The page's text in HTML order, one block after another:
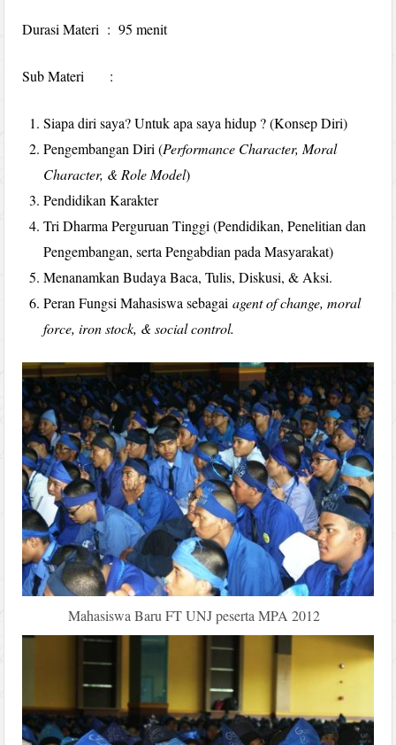
Durasi Materi : 95 menit
Sub Materi :
Siapa diri saya? Untuk apa saya hidup ? (Konsep Diri)
Pengembangan Diri (Performance Character, Moral
Character, & Role Model)
Pendidikan Karakter
Tri Dharma Perguruan Tinggi (Pendidikan, Penelitian dan
Pengembangan, serta Pengabdian pada Masyarakat)
Menanamkan Budaya Baca, Tulis, Diskusi, & Aksi.
Peran Fungsi Mahasiswa sebagaiagent of change, moral
force, iron stock, & social control.
Mahasiswa Baru FT UNJ peserta MPA 2012